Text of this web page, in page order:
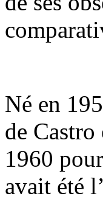
Né en
de Castro
1960
avait été